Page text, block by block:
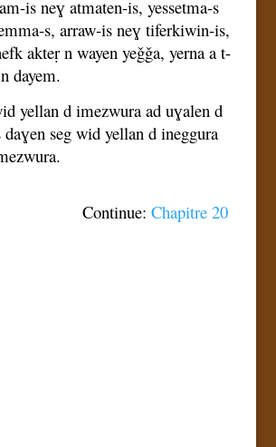
is neɣ atmaten-is, yessetma-s
s, arraw-is neɣ tiferkiwin-is,
akteṛ n wayen yeǧǧa, yerna a t-
dayem.
yellan d imezwura ad uɣalen d
daɣen seg wid yellan d ineggura
Continue: Chapitre 20